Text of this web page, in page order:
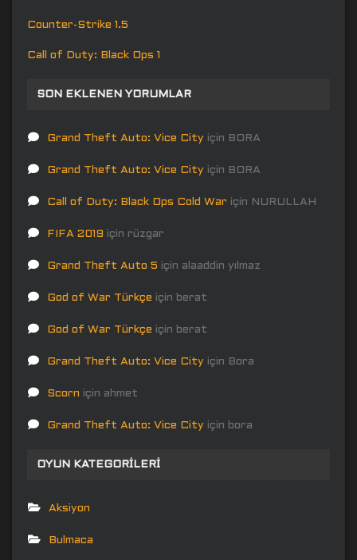
Counter-Strike 1.5
Call of Duty: Black Ops 1
SON EKLENEN YORUMLAR
Grand Theft Auto: Vice City için BORA
Grand Theft Auto: Vice City için BORA
Call of Duty: Black Ops Cold War için NURULLAH
FIFA 2019 için rüzgar
Grand Theft Auto 5 için alaaddin yılmaz
God of War Türkçe için berat
God of War Türkçe için berat
Grand Theft Auto: Vice City için Bora
Scorn için ahmet
Grand Theft Auto: Vice City için bora
OYUN KATEGORILERI
Aksiyon
Bulmaca